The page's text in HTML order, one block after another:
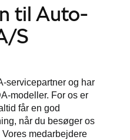
til Auto-
S
servicepartner og har
modeller. For os er
får en god
når du besøger os
medarbejdere